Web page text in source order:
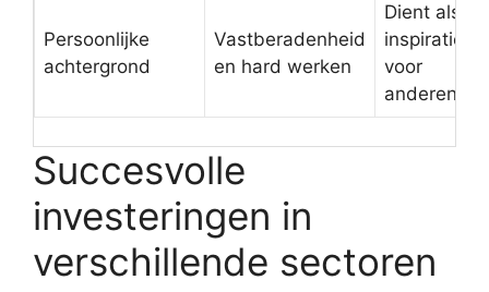
Persoonlijke
achtergrond
Vastberadenheid
en hard werken
Dient als
inspiratie
voor
anderen
Succesvolle
investeringen in
verschillende sectoren